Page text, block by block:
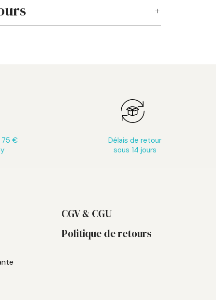
75 €
Délais de retour
sous 14 jours
CGV & CGU
Politique de retours